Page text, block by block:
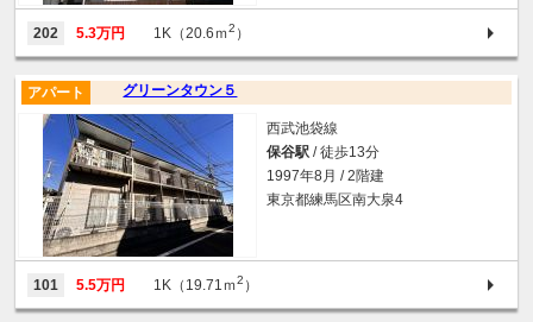
202 5.3万円 1K（20.6ｍ2 ）
グリーンタウン５
アパート
西武池袋線
保谷駅 / 徒歩13分
1997年8月 / 2階建
東京都練馬区南大泉4
101 5.5万円 1K（19.71ｍ2 ）